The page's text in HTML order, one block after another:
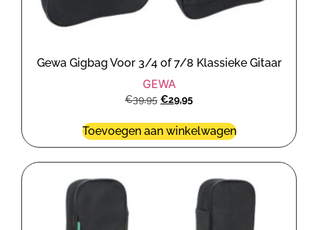
Gewa Gigbag Voor 3/4 of 7/8 Klassieke Gitaar
GEWA
€39,95 €29,95
Toevoegen aan winkelwagen